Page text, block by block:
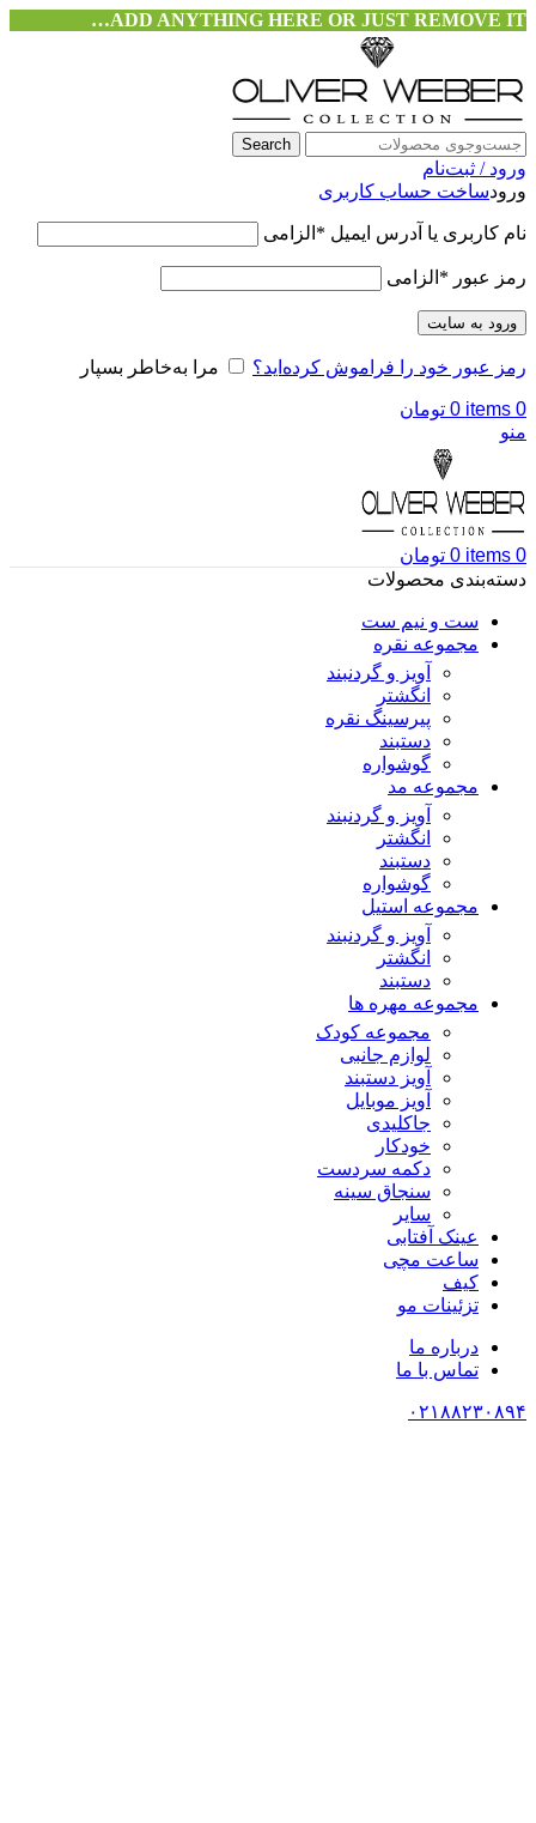
ADD ANYTHING HERE OR JUST REMOVE IT…
Search
ورود / ثبت‌نام
ورودساخت حساب کاربری
نام کاربری یا آدرس ایمیل * الزامی
رمز عبور * الزامی
ورود به سایت
رمز عبور خود را فراموش کرده‌اید؟ مرا به‌خاطر بسپار
0
items
0 تومان
منو
0
items
0 تومان
دسته‌بندی محصولات
ست و نیم ست
مجموعه نقره
آویز و گردنبند
انگشتر
پیرسینگ نقره
دستبند
گوشواره
مجموعه مد
آویز و گردنبند
انگشتر
دستبند
گوشواره
مجموعه استیل
آویز و گردنبند
انگشتر
دستبند
مجموعه مهره ها
مجموعه کودک
لوازم جانبی
آویز دستبند
آویز موبایل
جاکلیدی
خودکار
دکمه سردست
سنجاق سینه
سایر
عینک آفتابی
ساعت مچی
کیف
تزئینات مو
درباره ما
تماس با ما
۰۲۱۸۸۲۳۰۸۹۴